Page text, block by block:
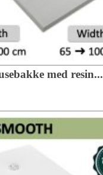
med resin...